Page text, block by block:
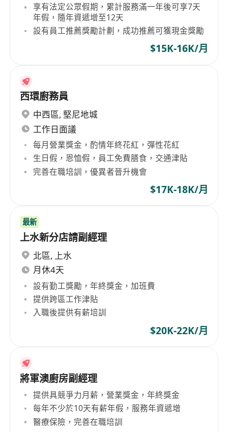
享有法定公眾假期，累計服務滿一年後可享7天
年假，隨年資遞增至12天
設有員工推薦獎勵計劃，成功推薦可獲現金獎勵
$15K-16K/月
西環廚務員
中西區, 堅尼地城
工作日面議
每月營業獎金，酌情年終花紅，彈性花紅
生日假，恩恤假，員工免費膳食，交通津貼
完善在職培訓，優異者晉升機會
$17K-18K/月
最新
上水新分店請副經理
北區, 上水
月休4天
設有勤工獎勵，年終獎金，加班費
提供跨區工作津貼
入職後提供有薪培訓
$20K-22K/月
將軍澳廚房副經理
提供具競爭力月薪，營業獎金，年終獎金
每年不少於10天有薪年假，服務年資遞增
醫療保險，完善在職培訓